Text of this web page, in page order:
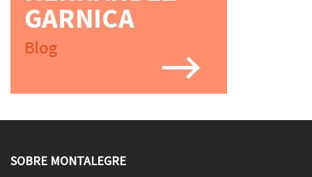
SOBRE MONTALEGRE